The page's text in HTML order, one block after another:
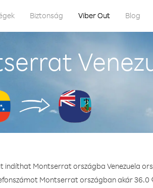
Biztonság Viber Out Blog
indíthat Montserrat országba Venezuela
Montserrat országban akár 36.0